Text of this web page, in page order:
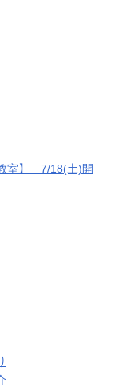
室】 7/18(土)開